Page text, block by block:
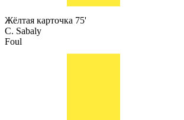
Жёлтая карточка 75'
C. Sabaly
Foul